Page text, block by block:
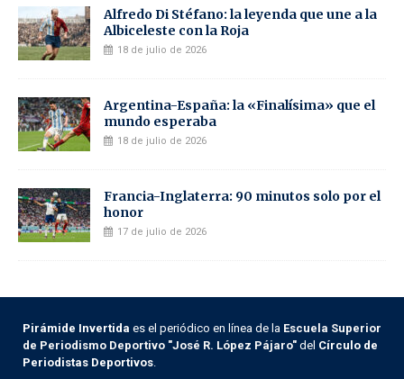
Alfredo Di Stéfano: la leyenda que une a la
Albiceleste con la Roja
18 de julio de 2026
Argentina-España: la «Finalísima» que el
mundo esperaba
18 de julio de 2026
Francia-Inglaterra: 90 minutos solo por el
honor
17 de julio de 2026
Pirámide Invertida es el periódico en línea de la Escuela Superior
de Periodismo Deportivo "José R. López Pájaro" del Círculo de
Periodistas Deportivos